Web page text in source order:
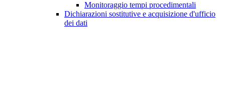
Monitoraggio tempi procedimentali
Dichiarazioni sostitutive e acquisizione d'ufficio
dei dati